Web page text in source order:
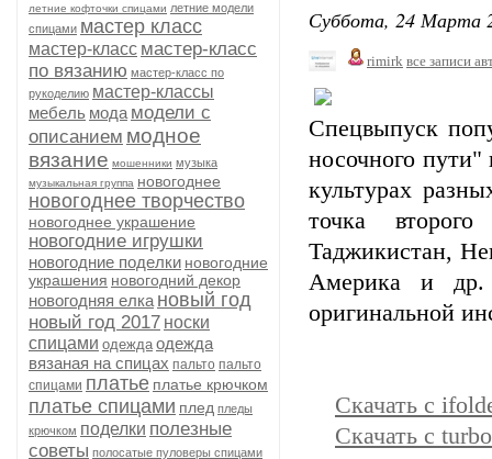
летние кофточки спицами летние модели
спицами мастер класс
мастер-класс мастер-класс
по вязанию мастер-класс по
рукоделию мастер-классы
мебель мода модели с
описанием модное
вязание мошенники музыка
музыкальная группа новогоднее
новогоднее творчество
новогоднее украшение
новогодние игрушки
новогодние поделки новогодние
украшения новогодний декор
новогодняя елка новый год
новый год 2017 носки
спицами одежда одежда
вязаная на спицах пальто пальто
спицами платье платье крючком
платье спицами плед пледы
крючком поделки полезные
советы полосатые пуловеры спицами
Суббота, 24 Марта
rimirk все записи
Спецвыпуск
носочного
культурах
точка
Таджикистан,
Америка и др.
оригинальной
Скачать с
Скачать с